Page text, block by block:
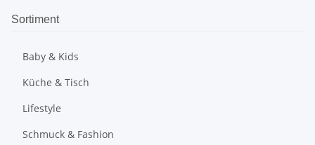
Sortiment
Baby & Kids
Küche & Tisch
Lifestyle
Schmuck & Fashion